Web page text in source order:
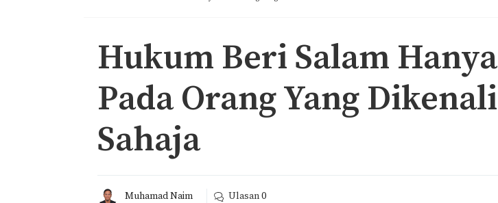
Hukum Beri Salam Hanya
Pada Orang Yang Dikenali
Sahaja
Muhamad Naim Ulasan0